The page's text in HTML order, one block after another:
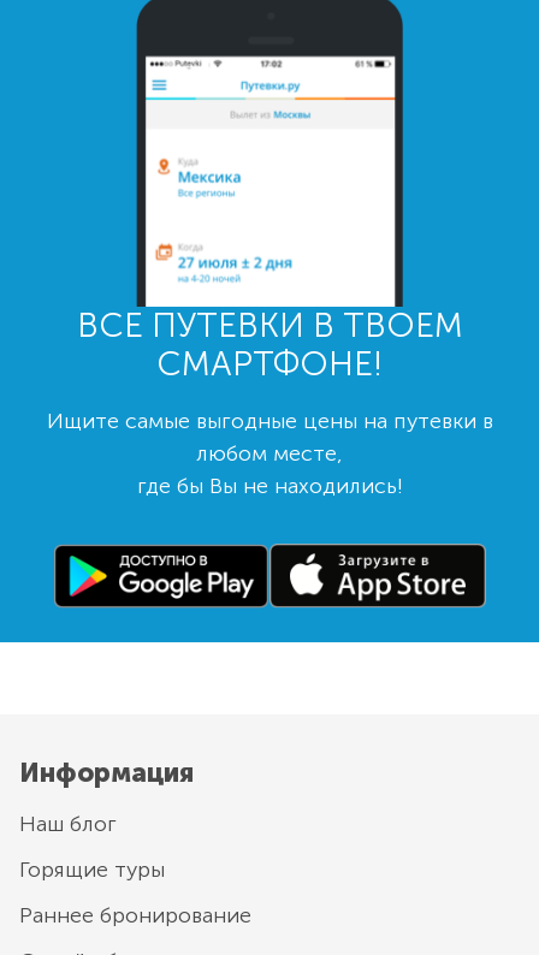
ВСЕ ПУТЕВКИ В ТВОЕМ
СМАРТФОНЕ!
Ищите самые выгодные цены на путевки в
любом месте,
где бы Вы не находились!
Информация
Наш блог
Горящие туры
Раннее бронирование